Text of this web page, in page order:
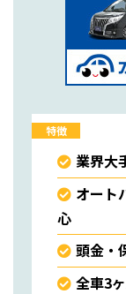
特徴
業界大
オート
心
頭金・
全車3